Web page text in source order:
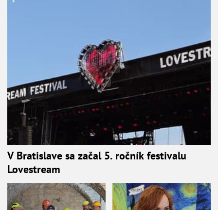
V Bratislave sa začal 5. ročník festivalu
Lovestream